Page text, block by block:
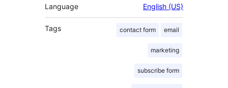
Language English (US)
Tags contact form email
marketing
subscribe form